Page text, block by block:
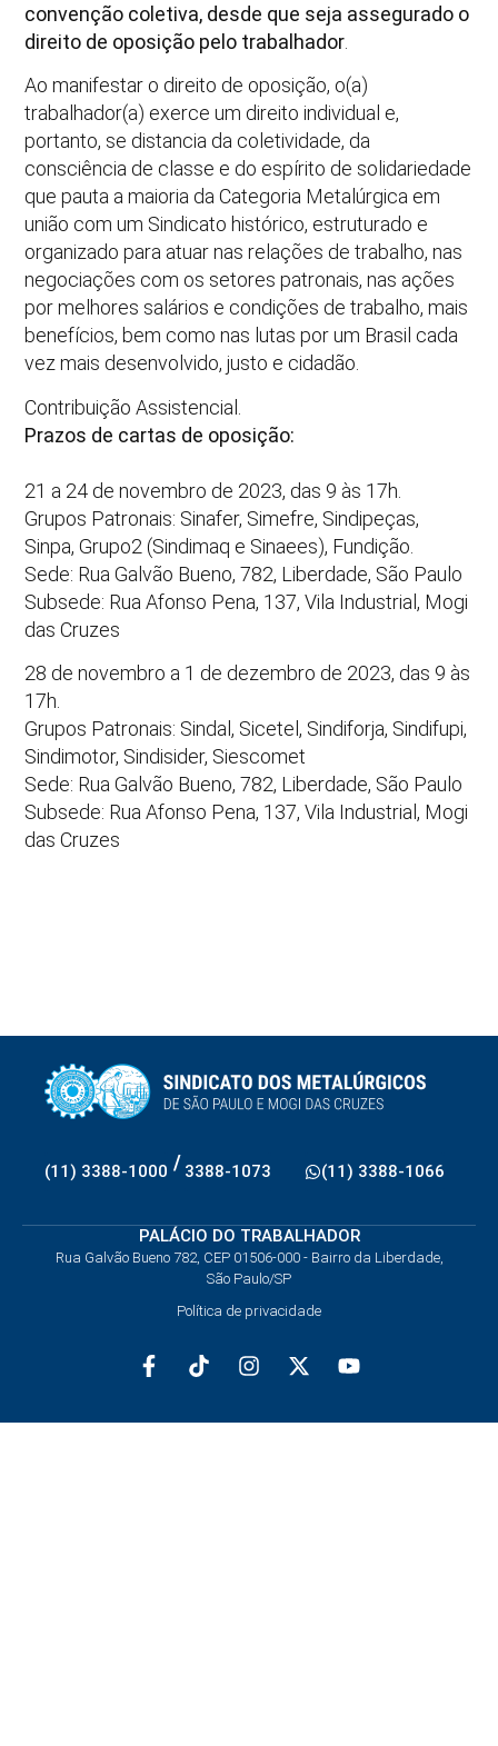
convenção coletiva, desde que seja assegurado o
direito de oposição pelo trabalhador
Ao manifestar o direito de oposição, o(a)
trabalhador(a) exerce um direito individual e,
portanto, se distancia da coletividade, da
consciência de classe e do espírito de solidariedade
que pauta a maioria da Categoria Metalúrgica em
união com um Sindicato histórico, estruturado e
organizado para atuar nas relações de trabalho, nas
negociações com os setores patronais, nas ações
por melhores salários e condições de trabalho, mais
benefícios, bem como nas lutas por um Brasil cada
vez mais desenvolvido, justo e cidadão.
Contribuição Assistencial.
Prazos de cartas de oposição:
21 a 24 de novembro de 2023, das 9 às 17h.
Grupos Patronais: Sinafer, Simefre, Sindipeças,
Sinpa, Grupo2 (Sindimaq e Sinaees), Fundição.
Sede: Rua Galvão Bueno, 782, Liberdade, São Paulo
Subsede: Rua Afonso Pena, 137, Vila Industrial, Mogi
das Cruzes
28 de novembro a 1 de dezembro de 2023, das 9 às
17h.
Grupos Patronais: Sindal, Sicetel, Sindiforja, Sindifupi,
Sindimotor, Sindisider, Siescomet
Sede: Rua Galvão Bueno, 782, Liberdade, São Paulo
Subsede: Rua Afonso Pena, 137, Vila Industrial, Mogi
das Cruzes
(11) 3388-1000 / 3388-1073 (11) 3388-1066
PALÁCIO DO TRABALHADOR
Rua Galvão Bueno 782, CEP 01506-000 - Bairro da Liberdade,
São Paulo/SP
Política de privacidade